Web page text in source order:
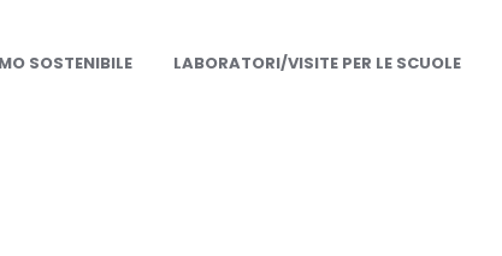
SOSTENIBILE LABORATORI/VISITE PER LE SCUOLE